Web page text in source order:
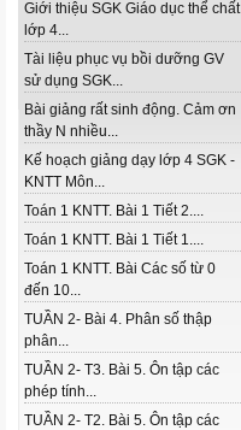
Giới thiệu SGK Giáo dục thể chất
lớp 4...
Tài liệu phục vụ bồi dưỡng GV
sử dụng SGK...
Bài giảng rất sinh động. Cảm ơn
thầy N nhiều...
Kế hoạch giảng dạy lớp 4 SGK -
KNTT Môn...
Toán 1 KNTT. Bài 1 Tiết 2....
Toán 1 KNTT. Bài 1 Tiết 1....
Toán 1 KNTT. Bài Các số từ 0
đến 10...
TUẦN 2- Bài 4. Phân số thập
phân...
TUẦN 2- T3. Bài 5. Ôn tập các
phép tính...
TUẦN 2- T2. Bài 5. Ôn tập các